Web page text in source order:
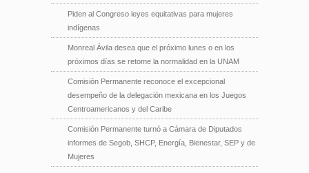
Piden al Congreso leyes equitativas para mujeres
indígenas
Monreal Ávila desea que el próximo lunes o en los
próximos días se retome la normalidad en la UNAM
Comisión Permanente reconoce el excepcional
desempeño de la delegación mexicana en los Juegos
Centroamericanos y del Caribe
Comisión Permanente turnó a Cámara de Diputados
informes de Segob, SHCP, Energía, Bienestar, SEP y de
Mujeres